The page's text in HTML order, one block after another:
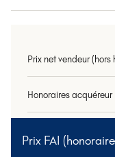
Prix net vendeur (hors
Honoraires acquéreur
Prix FAI